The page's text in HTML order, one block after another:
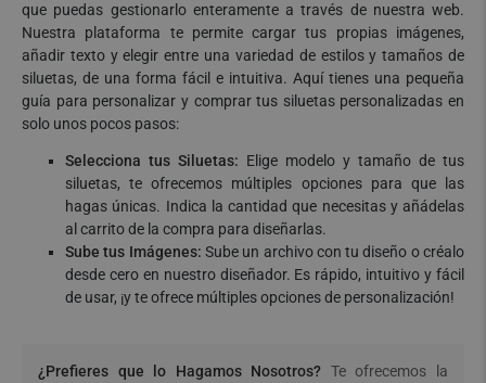
que puedas gestionarlo enteramente a través de nuestra web.
Nuestra plataforma te permite cargar tus propias imágenes,
añadir texto y elegir entre una variedad de estilos y tamaños de
siluetas, de una forma fácil e intuitiva. Aquí tienes una pequeña
guía para personalizar y comprar tus siluetas personalizadas en
solo unos pocos pasos:
Selecciona tus Siluetas: Elige modelo y tamaño de tus
siluetas, te ofrecemos múltiples opciones para que las
hagas únicas. Indica la cantidad que necesitas y añádelas
al carrito de la compra para diseñarlas.
Sube tus Imágenes: Sube un archivo con tu diseño o créalo
desde cero en nuestro diseñador. Es rápido, intuitivo y fácil
de usar, ¡y te ofrece múltiples opciones de personalización!
¿Prefieres que lo Hagamos Nosotros? Te ofrecemos la